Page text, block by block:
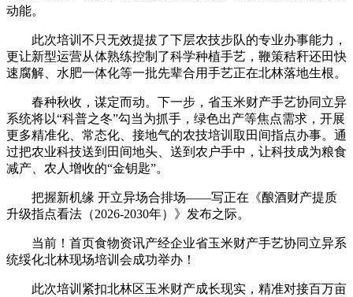
动能。
此次培训不只无效提拔了下层农技步队的专业办事能力，
更让新型运营从体熟练控制了科学种植手艺，鞭策秸秆还田快
速腐解、水肥一体化等一批先辈合用手艺正在北林落地生根。
春种秋收，谋定而动。下一步，省玉米财产手艺协同立异
系统将以“科普之冬”勾当为抓手，绿色出产等焦点需求，开展
更多精准化、常态化、接地气的农技培训取田间指点办事。通
过把农业科技送到田间地头、送到农户手中，让科技成为粮食
减产、农人增收的“金钥匙”。
把握新机缘 开立异场合排场——写正在《酿酒财产提质
升级指点看法（2026-2030年）》发布之际。
当前！首页食物资讯产经企业省玉米财产手艺协同立异系
统绥化北林现场培训会成功举办！
此次培训紧扣北林区玉米财产成长现实，精准对接百万亩